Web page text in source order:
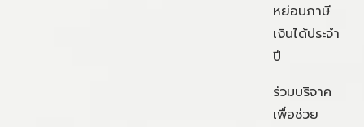
หย่อนภาษี
เงินได้ประจำ
ปี
ร่วมบริจาค
เพื่อช่วย